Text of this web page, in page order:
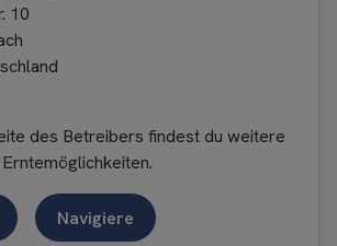
10
des Betreibers findest du weitere
Navigiere